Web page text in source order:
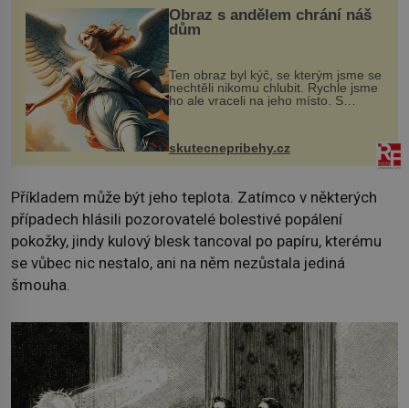
Obraz s andělem chrání náš
dům
Ten obraz byl kýč, se kterým jsme se
nechtěli nikomu chlubit. Rychle jsme
ho ale vraceli na jeho místo. S
manželem Vaškem jsme si pořídili
chaloupku, takový domek na severu
Čech, kde jsme si naplánova...
skutecnepribehy.cz
Příkladem může být jeho teplota. Zatímco v některých
případech hlásili pozorovatelé bolestivé popálení
pokožky, jindy kulový blesk tancoval po papíru, kterému
se vůbec nic nestalo, ani na něm nezůstala jediná
šmouha.